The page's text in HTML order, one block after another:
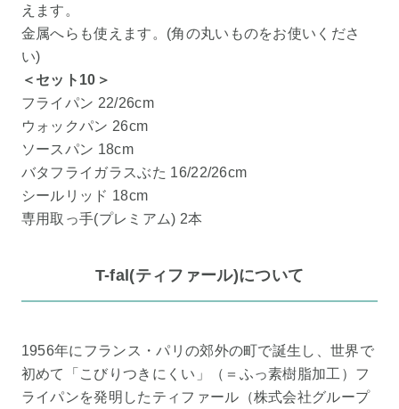
えます。
金属へらも使えます。(角の丸いものをお使いくださ
い)
＜セット10＞
フライパン 22/26cm
ウォックパン 26cm
ソースパン 18cm
バタフライガラスぶた 16/22/26cm
シールリッド 18cm
専用取っ手(プレミアム) 2本
T-fal(ティファール)について
1956年にフランス・パリの郊外の町で誕生し、世界で
初めて「こびりつきにくい」（＝ふっ素樹脂加工）フ
ライパンを発明したティファール（株式会社グループ